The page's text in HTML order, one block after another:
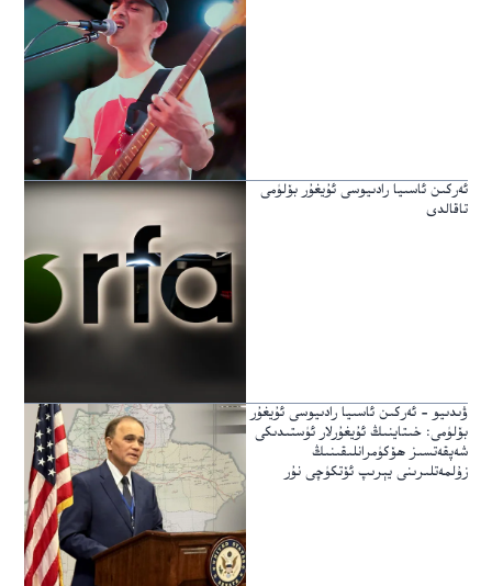
ئەركىن ئاسىيا رادىيوسى ئۇيغۇر بۆلۈمى
تاقالدى
ۋىدىيو – ئەركىن ئاسىيا رادىيوسى ئۇيغۇر
بۆلۈمى: خىتاينىڭ ئۇيغۇرلار ئۈستىدىكى
شەپقەتسىز ھۆكۈمرانلىقىنىڭ
زۇلمەتلىرىنى يېرىپ ئۆتكۈچى نۇر